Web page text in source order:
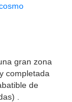
gran zona
completada
de
.